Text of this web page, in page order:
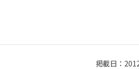
掲載日：